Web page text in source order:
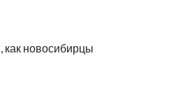
как новосибирцы